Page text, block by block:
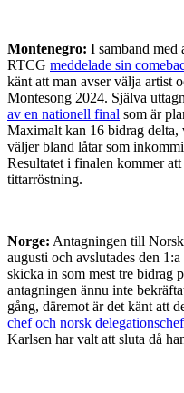
Montenegro: I samband med
RTCG meddelade sin
känt att man avser välja artist
Montesong 2024. Själva
av en nationell final som är
Maximalt kan 16 bidrag delta,
väljer bland låtar som
Resultatet i finalen kommer
tittarröstning.
Norge: Antagningen till
augusti och avslutades den
skicka in som mest tre bidrag
antagningen ännu inte
gång, däremot är det känt att
chef och norsk delegationschef
Karlsen har valt att sluta då